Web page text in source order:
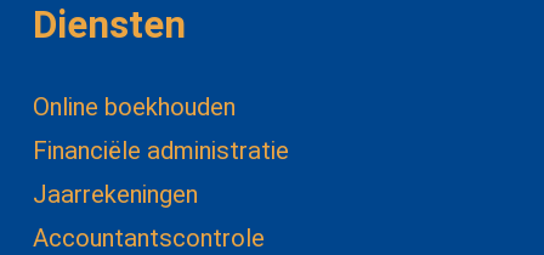
Diensten
Online boekhouden
Financiële administratie
Jaarrekeningen
Accountantscontrole